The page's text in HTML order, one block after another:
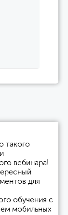
такого
вебинара!
для
обучения с
мобильных